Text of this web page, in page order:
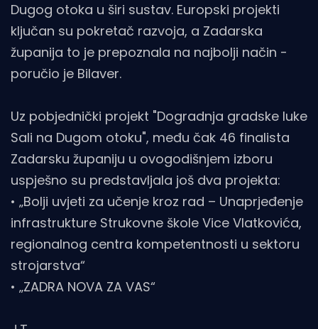
Dugog otoka u širi sustav. Europski projekti
ključan su pokretač razvoja, a Zadarska
županija to je prepoznala na najbolji način -
poručio je Bilaver.
Uz pobjednički projekt "Dogradnja gradske luke
Sali na Dugom otoku", među čak 46 finalista
Zadarsku županiju u ovogodišnjem izboru
uspješno su predstavljala još dva projekta:
• „Bolji uvjeti za učenje kroz rad – Unaprjeđenje
infrastrukture Strukovne škole Vice Vlatkovića,
regionalnog centra kompetentnosti u sektoru
strojarstva“
• „ZADRA NOVA ZA VAS“